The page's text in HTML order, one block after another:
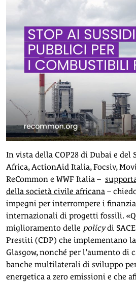
In vista della COP28 di Dubai e del
Africa, ActionAid Italia, Focsiv,
ReCommon e WWF Italia –
della società civile africana –
impegni per interrompere i
internazionali di progetti fossili.
miglioramento delle policydi
Prestiti (CDP) che implementano
Glasgow, nonché per l’aumento di
banche multilaterali di sviluppo
energetica a zero emissioni e che